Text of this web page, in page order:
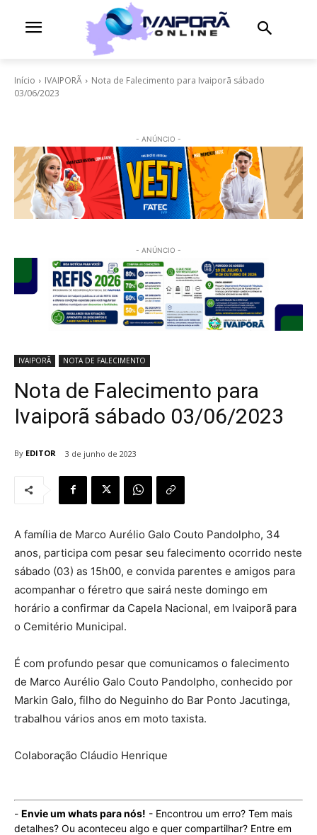
Início IVAIPORÃ
Nota de Falecimento para Ivaiporã sábado
03/06/2023
- ANÚNCIO -
- ANÚNCIO -
IVAIPORÃ NOTA DE FALECIMENTO
Nota de Falecimento para
Ivaiporã sábado 03/06/2023
By EDITOR 3 de junho de 2023
A família de Marco Aurélio Galo Couto Pandolpho, 34
anos, participa com pesar seu falecimento ocorrido neste
sábado (03) as 15h00, e convida parentes e amigos para
acompanhar o féretro que sairá neste domingo em
horário a confirmar da Capela Nacional, em Ivaiporã para
o Cemitério Municipal.
É com profundo pesar que comunicamos o falecimento
de Marco Aurélio Galo Couto Pandolpho, conhecido por
Markin Galo, filho do Neguinho do Bar Ponto Jacutinga,
trabalhou vários anos em moto taxista.
Colaboração Cláudio Henrique
- Envie um whats para nós! - Encontrou um erro? Tem mais
detalhes? Ou aconteceu algo e quer compartilhar? Entre em